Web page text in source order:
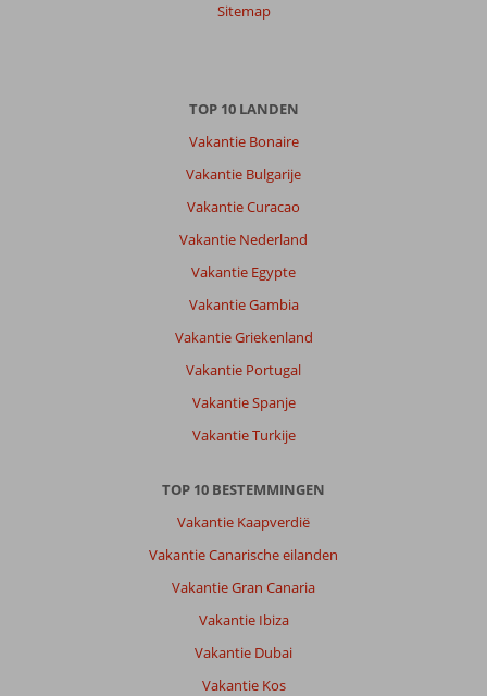
Sitemap
TOP 10 LANDEN
Vakantie Bonaire
Vakantie Bulgarije
Vakantie Curacao
Vakantie Nederland
Vakantie Egypte
Vakantie Gambia
Vakantie Griekenland
Vakantie Portugal
Vakantie Spanje
Vakantie Turkije
TOP 10 BESTEMMINGEN
Vakantie Kaapverdië
Vakantie Canarische eilanden
Vakantie Gran Canaria
Vakantie Ibiza
Vakantie Dubai
Vakantie Kos